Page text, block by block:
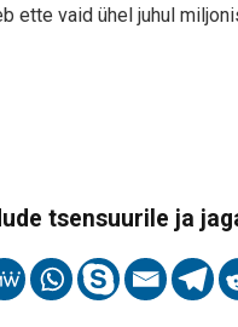
ette vaid ühel juhul
tsensuurile ja